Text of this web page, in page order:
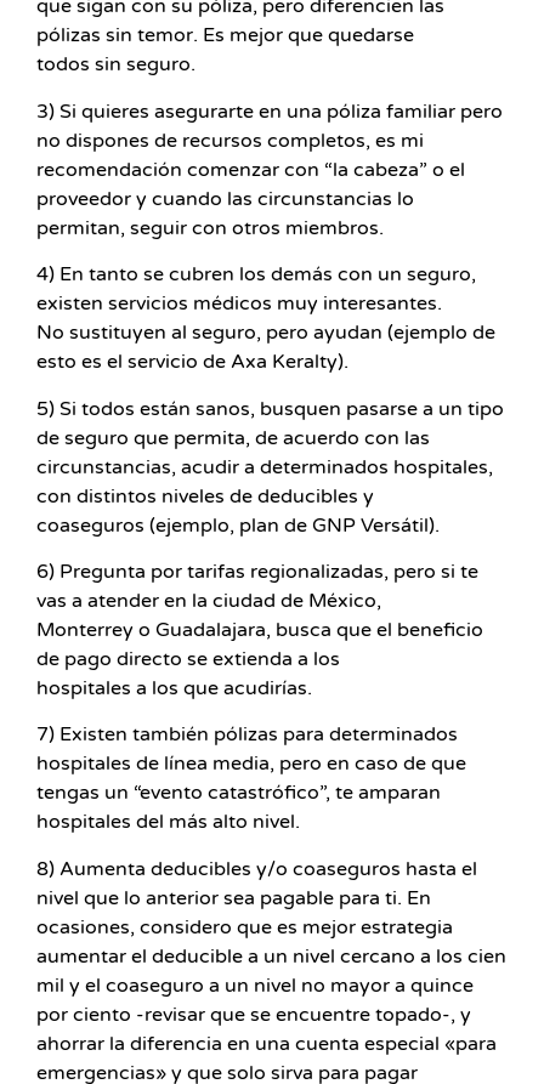
que sigan con su póliza, pero diferencien las
pólizas sin temor. Es mejor que quedarse
todos sin seguro.
3) Si quieres asegurarte en una póliza familiar pero
no dispones de recursos completos, es mi
recomendación comenzar con “la cabeza” o el
proveedor y cuando las circunstancias lo
permitan, seguir con otros miembros.
4) En tanto se cubren los demás con un seguro,
existen servicios médicos muy interesantes.
No sustituyen al seguro, pero ayudan (ejemplo de
esto es el servicio de Axa Keralty).
5) Si todos están sanos, busquen pasarse a un tipo
de seguro que permita, de acuerdo con las
circunstancias, acudir a determinados hospitales,
con distintos niveles de deducibles y
coaseguros (ejemplo, plan de GNP Versátil).
6) Pregunta por tarifas regionalizadas, pero si te
vas a atender en la ciudad de México,
Monterrey o Guadalajara, busca que el beneficio
de pago directo se extienda a los
hospitales a los que acudirías.
7) Existen también pólizas para determinados
hospitales de línea media, pero en caso de que
tengas un “evento catastrófico”, te amparan
hospitales del más alto nivel.
8) Aumenta deducibles y/o coaseguros hasta el
nivel que lo anterior sea pagable para ti. En
ocasiones, considero que es mejor estrategia
aumentar el deducible a un nivel cercano a los cien
mil y el coaseguro a un nivel no mayor a quince
por ciento -revisar que se encuentre topado-, y
ahorrar la diferencia en una cuenta especial «para
emergencias» y que solo sirva para pagar